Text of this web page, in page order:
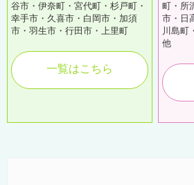
谷市・伊奈町・宮代町・杉戸町・
幸手市・久喜市・白岡市・加須
市・羽生市・行田市・上里町
一覧はこちら
町・所
市・日
川島町
他